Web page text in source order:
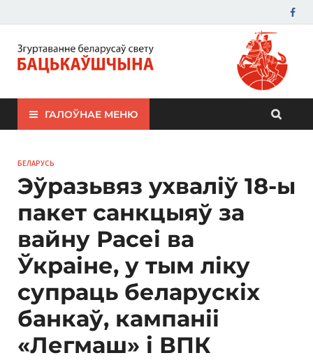
ЗБС "Бацькаўшчына"
ГАЛОЎНАЕ МЕНЮ
БЕЛАРУСЬ
Эўразьвяз ухваліў 18-ы
пакет санкцыяў за
вайну Расеі ва
Ўкраіне, у тым ліку
супраць беларускіх
банкаў, кампаніі
«Легмаш» і ВПК